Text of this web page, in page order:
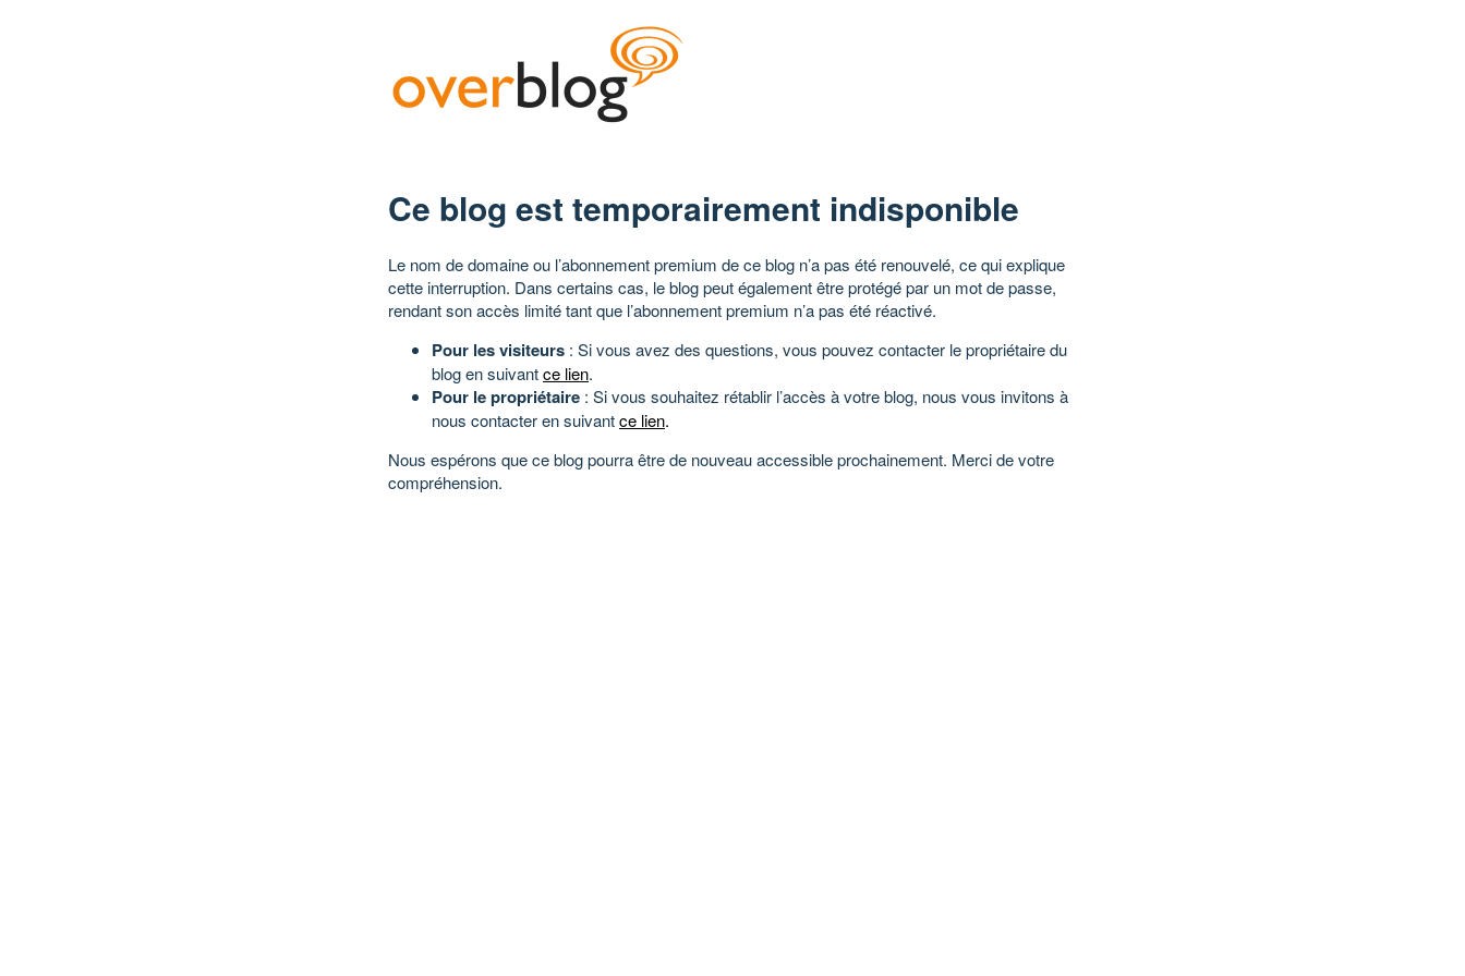
Ce blog est temporairement indisponible
Le nom de domaine ou l’abonnement premium de ce blog n’a pas été renouvelé, ce qui explique
cette interruption. Dans certains cas, le blog peut également être protégé par un mot de passe,
rendant son accès limité tant que l’abonnement premium n’a pas été réactivé.
Pour les visiteurs : Si vous avez des questions, vous pouvez contacter le propriétaire du
blog en suivantce lien.
Pour le propriétaire : Si vous souhaitez rétablir l’accès à votre blog, nous vous invitons à
nous contacter en suivantce lien.
Nous espérons que ce blog pourra être de nouveau accessible prochainement. Merci de votre
compréhension.